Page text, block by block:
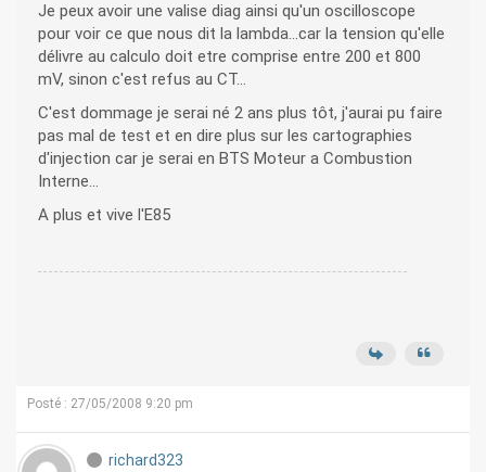
Je peux avoir une valise diag ainsi qu'un oscilloscope
pour voir ce que nous dit la lambda...car la tension qu'elle
délivre au calculo doit etre comprise entre 200 et 800
mV, sinon c'est refus au CT...
C'est dommage je serai né 2 ans plus tôt, j'aurai pu faire
pas mal de test et en dire plus sur les cartographies
d'injection car je serai en BTS Moteur a Combustion
Interne...
A plus et vive l'E85
Posté : 27/05/2008 9:20 pm
richard323